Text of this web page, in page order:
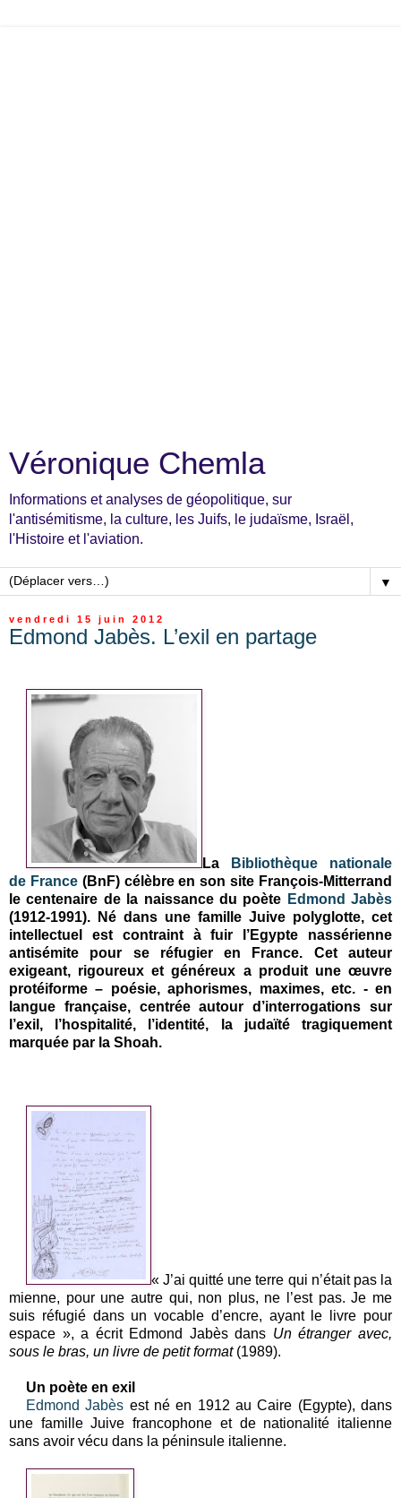
Véronique Chemla
Informations et analyses de géopolitique, sur
l'antisémitisme, la culture, les Juifs, le judaïsme, Israël,
l'Histoire et l'aviation.
▼
vendredi 15 juin 2012
Edmond Jabès. L’exil en partage
La
Bibliothèque nationale
de France (BnF) célèbre en son site François-Mitterrand
le centenaire de la naissance du poète Edmond Jabès
(1912-1991). Né dans une famille Juive polyglotte, cet
intellectuel est contraint à fuir l’Egypte nassérienne
antisémite pour se réfugier en France. Cet auteur
exigeant, rigoureux et généreux a produit une œuvre
protéiforme – poésie, aphorismes, maximes, etc. - en
langue française, centrée autour d’interrogations sur
l’exil, l’hospitalité, l’identité, la judaïté tragiquement
marquée par la Shoah.
« J’ai quitté une terre qui n’était pas la
mienne, pour une autre qui, non plus, ne l’est pas. Je me
suis réfugié dans un vocable d’encre, ayant le livre pour
espace », a écrit Edmond Jabès dans Un étranger avec,
sous le bras, un livre de petit format (1989).
Un poète en exil
Edmond Jabès est né en 1912 au Caire (Egypte), dans
une famille Juive francophone et de nationalité italienne
sans avoir vécu dans la péninsule italienne.